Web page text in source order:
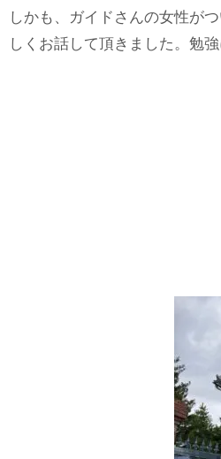
しかも、ガイドさんの女性が
しくお話して頂きました。勉